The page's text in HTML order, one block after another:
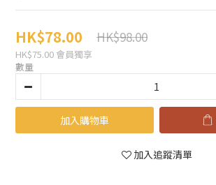
HK$78.00 HK$98.00
HK$75.00 會員獨享
數量
加入購物車
加入追蹤清單